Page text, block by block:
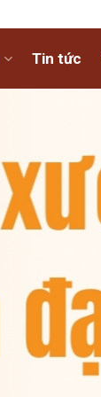
Tin tức